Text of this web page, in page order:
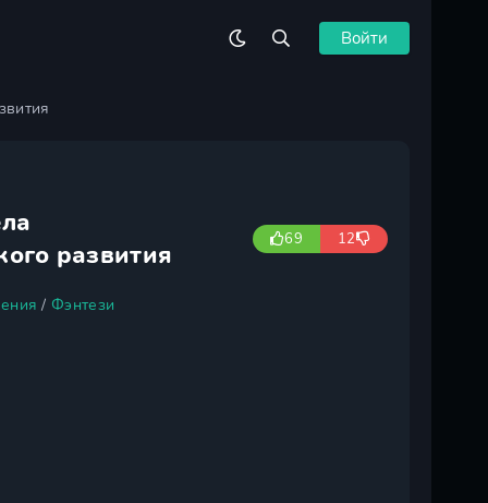
Войти
развития
69 12
/ Фэнтези